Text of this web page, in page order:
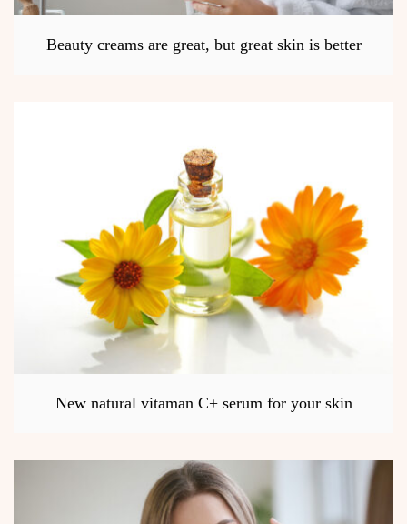
Beauty creams are great, but great skin is better
New natural vitaman C+ serum for your skin